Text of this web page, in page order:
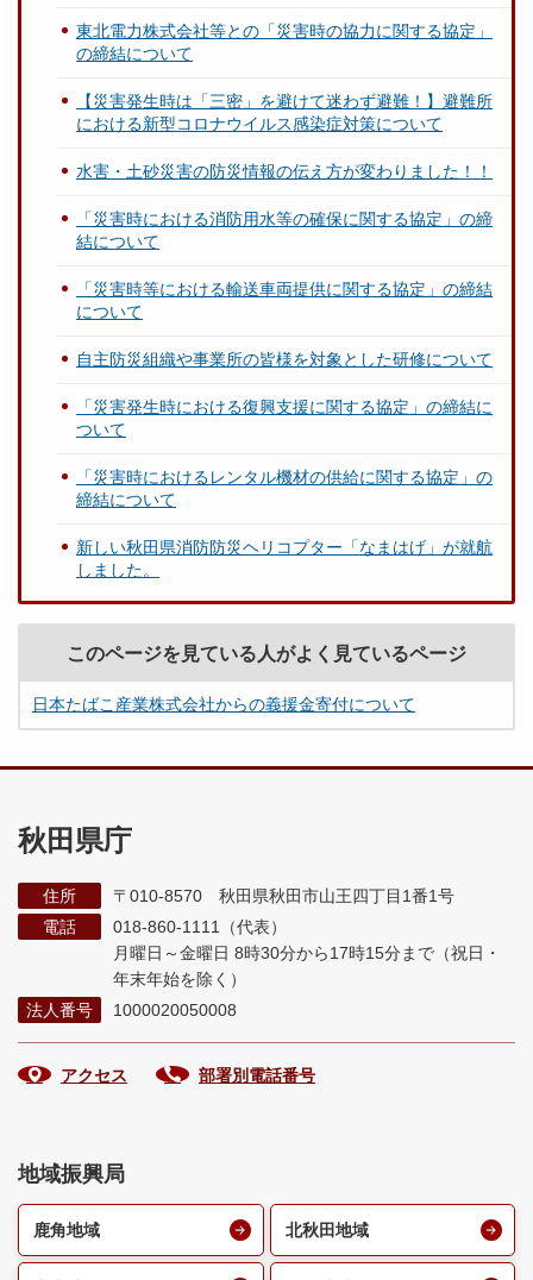
東北電力株式会社等との「災害時の協力に関する協定」
の締結について
【災害発生時は「三密」を避けて迷わず避難！】避難所
における新型コロナウイルス感染症対策について
水害・土砂災害の防災情報の伝え方が変わりました！！
「災害時における消防用水等の確保に関する協定」の締
結について
「災害時等における輸送車両提供に関する協定」の締結
について
自主防災組織や事業所の皆様を対象とした研修について
「災害発生時における復興支援に関する協定」の締結に
ついて
「災害時におけるレンタル機材の供給に関する協定」の
締結について
新しい秋田県消防防災ヘリコプター「なまはげ」が就航
しました。
このページを見ている人がよく見ているページ
日本たばこ産業株式会社からの義援金寄付について
秋田県庁
住所
〒010-8570 秋田県秋田市山王四丁目1番1号
電話
018-860-1111（代表）
月曜日～金曜日 8時30分から17時15分まで （祝日・
年末年始を除く）
法人番号
1000020050008
アクセス 部署別電話番号
地域振興局
鹿角地域 北秋田地域